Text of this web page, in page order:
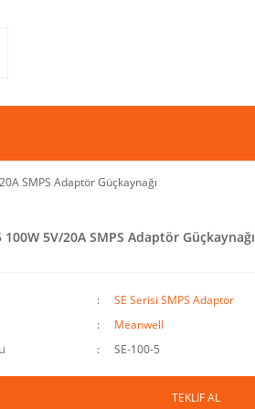
SMPS Adaptör Güçkaynağı
100W 5V/20A SMPS Adaptör Güçkaynağı
SE Serisi SMPS Adaptör
Meanwell
SE-100-5
TEKLİF AL